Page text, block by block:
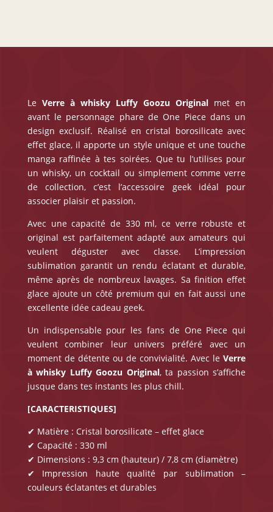
Le Verre à whisky Luffy Goozu Original met en
avant le personnage phare de One Piece dans un
design exclusif. Réalisé en cristal borosilicate avec
effet glace, il apporte un style unique et une touche
manga raffinée à tes soirées. Que tu l’utilises pour
un whisky, un cocktail ou simplement comme verre
de collection, c’est l’accessoire geek idéal pour
associer plaisir et passion.
Avec une capacité de 330 ml, ce verre robuste et
original est parfaitement adapté aux amateurs qui
veulent déguster avec classe. L’impression
sublimation garantit un rendu éclatant et durable,
même après de nombreux lavages. Sa finition effet
glace ajoute un côté premium qui en fait aussi une
excellente idée cadeau geek.
Un indispensable pour les fans de One Piece qui
veulent combiner leur univers préféré avec un
moment de détente ou de convivialité. Avec leVerre
à whisky LuffyGoozu Original, ta passion s’affiche
jusque dans tes instants les plus chill.
[CARACTERISTIQUES]
✔ Matière : Cristal borosilicate – effet glace
✔ Capacité : 330 ml
✔ Dimensions : 9,3 cm (hauteur) / 7,8 cm (diamètre)
✔ Impression haute qualité par sublimation –
couleurs éclatantes et durables